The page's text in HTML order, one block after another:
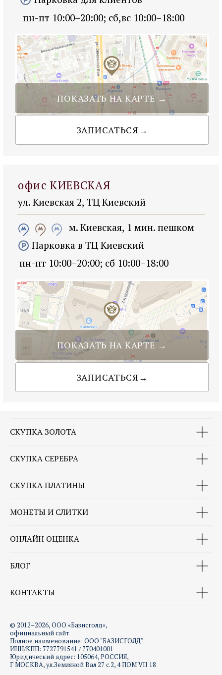
СКУПКА ЗОЛОТА
СКУПКА СЕРЕБРА
СКУПКА ПЛАТИНЫ
МОНЕТЫ И СЛИТКИ
ОНЛАЙН ОЦЕНКА
БЛОГ
КОНТАКТЫ
© 2012–2026, ООО «Базисголд»,
официальный сайт
Полное наименование: ООО "БАЗИСГОЛД"
ИНН/КПП: 7727791541 / 770401001
Юридический адрес: 105064, РОССИЯ,
Г МОСКВА, ул.Земляной Вал 27 с.2, 4 ПОМ VII 18